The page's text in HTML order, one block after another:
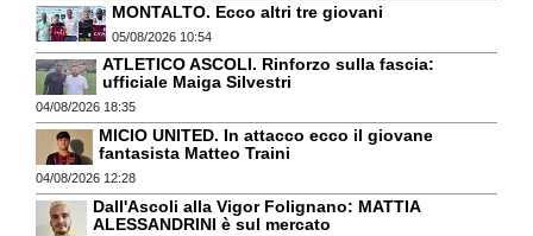
MONTALTO. Ecco altri tre giovani
05/08/2026 10:54
ATLETICO ASCOLI. Rinforzo sulla fascia:
ufficiale Maiga Silvestri
04/08/2026 18:35
MICIO UNITED. In attacco ecco il giovane
fantasista Matteo Traini
04/08/2026 12:28
Dall'Ascoli alla Vigor Folignano: MATTIA
ALESSANDRINI è sul mercato